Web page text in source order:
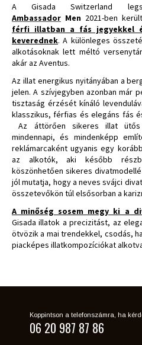
A Gisada Switzerland
Ambassador Men 2021-ben
férfi illatban a fás jegyekkel
keverednek. A különleges
alkotásoknak lett méltó
akár az Aventus.
Az illat energikus nyitányában a
jelen. A szívjegyben azonban már
tisztaság érzését kínáló
klasszikus, férfias és elegáns fás
Az áttörően sikeres illat ütős
mindennapi, és mindenképp
reklámarcaként ugyanis egy
az alkotók, aki később
köszönhetően sikeres
jól mutatja, hogy a neves svájci
összetevőkön túl elsősorban a
A minőség sosem megy ki a
Gisada illatok a precizitást, az
ötvözik a mai trendekkel, csodás,
piacképes illatkompozíciókat
Koppintson a telefonszámra, ha
06 20 987 87 86